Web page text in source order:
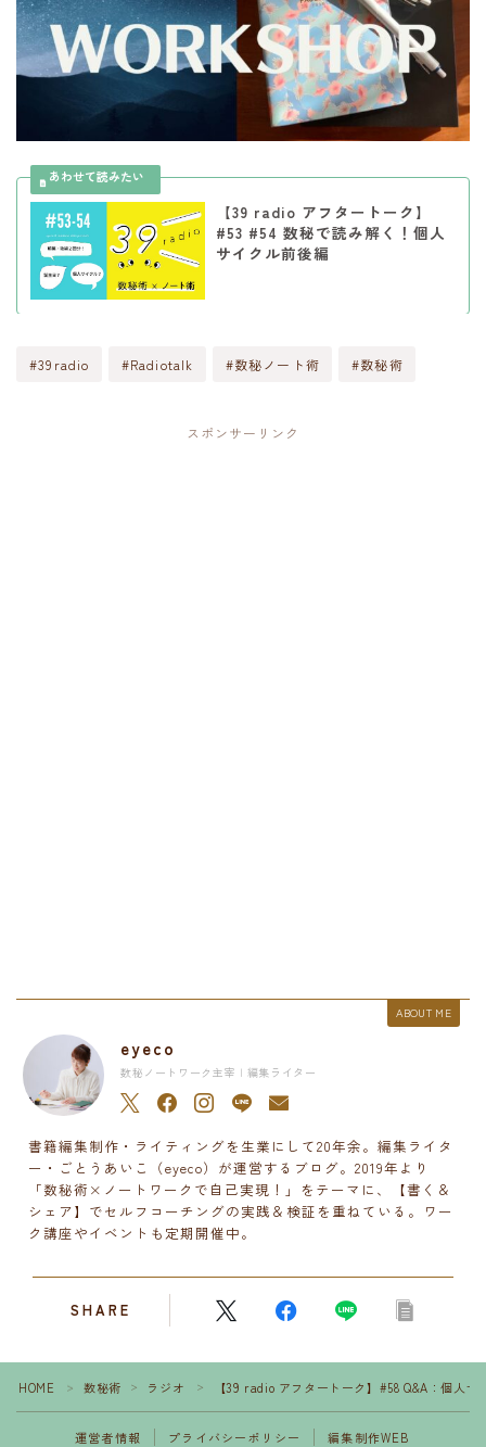
【39 radio アフタートーク】
#53 #54 数秘で読み解く！個人
サイクル前後編
#39radio #Radiotalk #数秘ノート術 #数秘術
スポンサーリンク
ABOUT ME
eyeco
数秘ノートワーク主宰 | 編集ライター
書籍編集制作・ライティングを生業にして20年余。編集ライタ
ー・ごとうあいこ（eyeco）が運営するブログ。2019年より
「数秘術×ノートワークで自己実現！」をテーマに、【書く＆
シェア】でセルフコーチングの実践＆検証を重ねている。ワー
ク講座やイベントも定期開催中。
SHARE
HOME ＞ 数秘術 ＞ ラジオ ＞ 【39 radio アフタートーク】#58 Q&A：個人
運営者情報 プライバシーポリシー 編集制作WEB